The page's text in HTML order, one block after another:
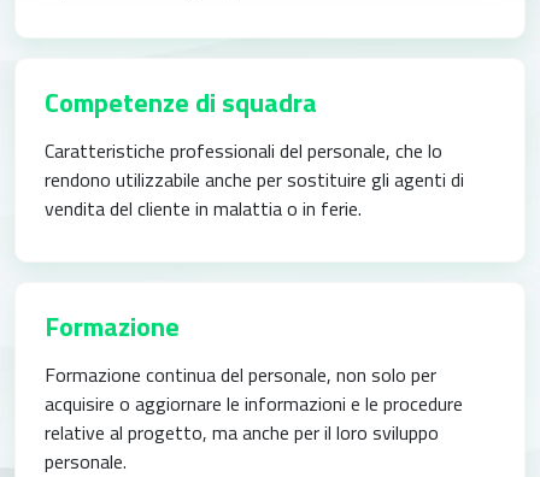
Competenze di squadra​
Caratteristiche professionali del personale, che lo
rendono utilizzabile anche per sostituire gli agenti di
vendita del cliente in malattia o in ferie.
Formazione​
Formazione continua del personale, non solo per
acquisire o aggiornare le informazioni e le procedure
relative al progetto, maanche per il loro sviluppo
personale.